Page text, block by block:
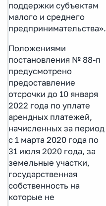
поддержки субъектам
малого и среднего
предпринимательства».
Положениями
постановления № 88-п
предусмотрено
предоставление
отсрочки до 10 января
2022 года по уплате
арендных платежей,
начисленных за период
с 1 марта 2020 года по
31 июля 2020 года, за
земельные участки,
государственная
собственность на
которые не